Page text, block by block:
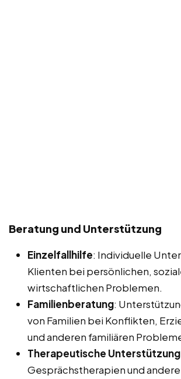
Beratung und Unterstützung
Einzelfallhilfe: Individuelle
Klienten bei persönlichen,
wirtschaftlichen Problemen.
Familienberatung:
von Familien bei Konflikten,
und anderen familiären
Therapeutische Unterstützung
Gesprächstherapien und